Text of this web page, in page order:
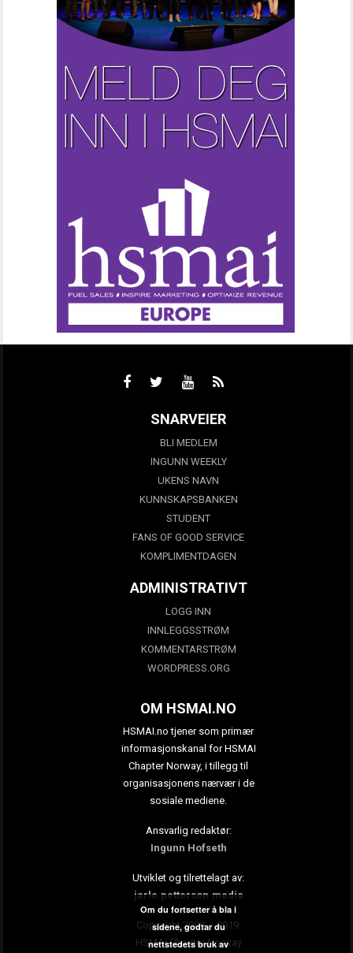
SNARVEIER
BLI MEDLEM
INGUNN WEEKLY
UKENS NAVN
KUNNSKAPSBANKEN
STUDENT
FANS OF GOOD SERVICE
KOMPLIMENTDAGEN
ADMINISTRATIVT
LOGG INN
INNLEGGSSTRØM
KOMMENTARSTRØM
WORDPRESS.ORG
OM HSMAI.NO
HSMAI.no tjener som primær
informasjonskanal for HSMAI
Chapter Norway, i tillegg til
organisasjonens nærvær i de
sosiale mediene.
Ansvarlig redaktør:
Ingunn Hofseth
Utviklet og tilrettelagt av:
jarle.petterson.media
Copyright 2009 – 2019:
HSMAI Chapter Norway
Om du fortsetter å bla i
sidene, godtar du
nettstedets bruk av